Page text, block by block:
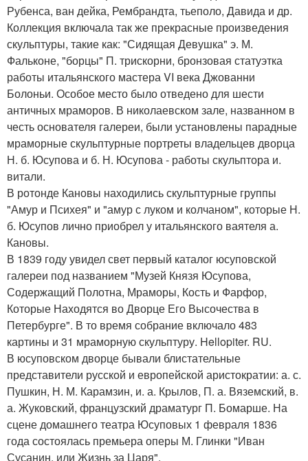
Рубенса, ван дейка, Рембрандта, тьеполо, Давида и др.
Коллекция включала так же прекрасные произведения
скульптуры, такие как: "Сидящая Девушка" э. М.
Фальконе, "борцы" П. трискорни, бронзовая статуэтка
работы итальянского мастера VI века Джованни
Болоньи. Особое место было отведено для шести
античных мраморов. В николаевском зале, названном в
честь основателя галереи, были установлены парадные
мраморные скульптурные портреты владельцев дворца
Н. б. Юсупова и б. Н. Юсупова - работы скульптора и.
витали.
В ротонде Кановы находились скульптурные группы
"Амур и Психея" и "амур с луком и колчаном", которые Н.
б. Юсупов лично приобрел у итальянского ваятеля а.
Кановы.
В 1839 году увидел свет первый каталог юсуповской
галереи под названием "Музей Князя Юсупова,
Содержащий Полотна, Мраморы, Кость и Фарфор,
Которые Находятся во Дворце Его Высочества в
Петербурге". В то время собрание включало 483
картины и 31 мраморную скульптуру. Hellopiter. RU.
В юсуповском дворце бывали блистательные
представители русской и европейской аристократии: а. с.
Пушкин, Н. М. Карамзин, и. а. Крылов, П. а. Вяземский, в.
а. Жуковский, французский драматург П. Бомарше. На
сцене домашнего театра Юсуповых 1 февраля 1836
года состоялась премьера оперы М. Глинки "Иван
Сусанин, или Жизнь за Царя".